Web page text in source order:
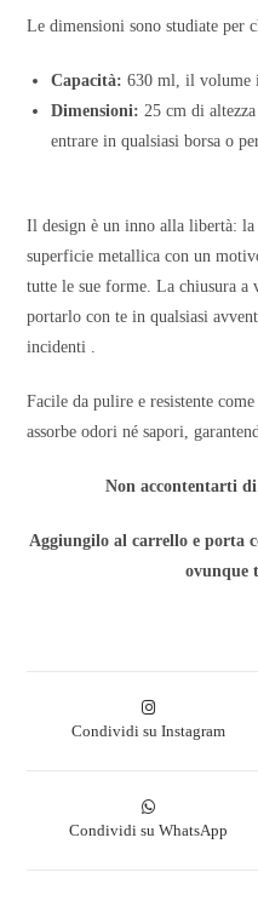
Le dimensioni sono studiate per
Capacità: 630 ml, il volume
Dimensioni: 25 cm di
entrare in qualsiasi borsa o
Il design è un inno alla libertà:
superficie metallica con un
tutte le sue forme. La chiusura a
portarlo con te in qualsiasi
incidenti .
Facile da pulire e resistente
assorbe odori né sapori,
Non accontentarti di
Aggiungilo al carrello e porta
ovunque
Condividi su Instagram
Condividi su WhatsApp